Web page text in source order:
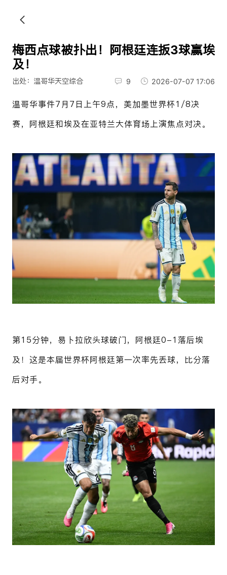
梅西点球被扑出！阿根廷连扳3球赢埃
及！
出处：温哥华天空综合 9 2026-07-07 17:06
温哥华事件7月7日上午9点，美加墨世界杯1/8决
赛，阿根廷和埃及在亚特兰大体育场上演焦点对决。
第15分钟，易卜拉欣头球破门，阿根廷0-1落后埃
及！这是本届世界杯阿根廷第一次率先丢球，比分落
后对手。